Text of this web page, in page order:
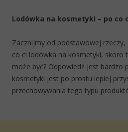
Lodówka na kosmetyki – po co
Zacznijmy od podstawowej rzeczy,
co ci lodówka na kosmetyki, skoro
może być? Odpowiedź jest bardzo
kosmetyki jest po prostu lepiej
przechowywania tego typu